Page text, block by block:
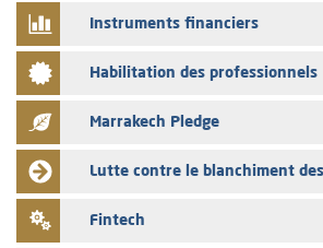
03/08/2026
L’AMMC met sur son site internet les
émetteurs en date du 3 août 2026
03/08/2026
Liste des agréments et visas d'OPCVM
mois de juillet 2026
03/08/2026
L' AMMC publie les indicateurs mensuels du
Instruments financiers
Habilitation des professionnels
Marrakech Pledge
Lutte contre le blanchiment
Fintech